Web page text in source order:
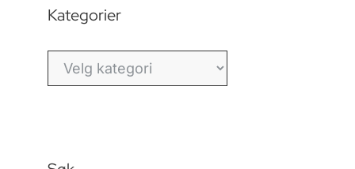
Kategorier
Kategorier